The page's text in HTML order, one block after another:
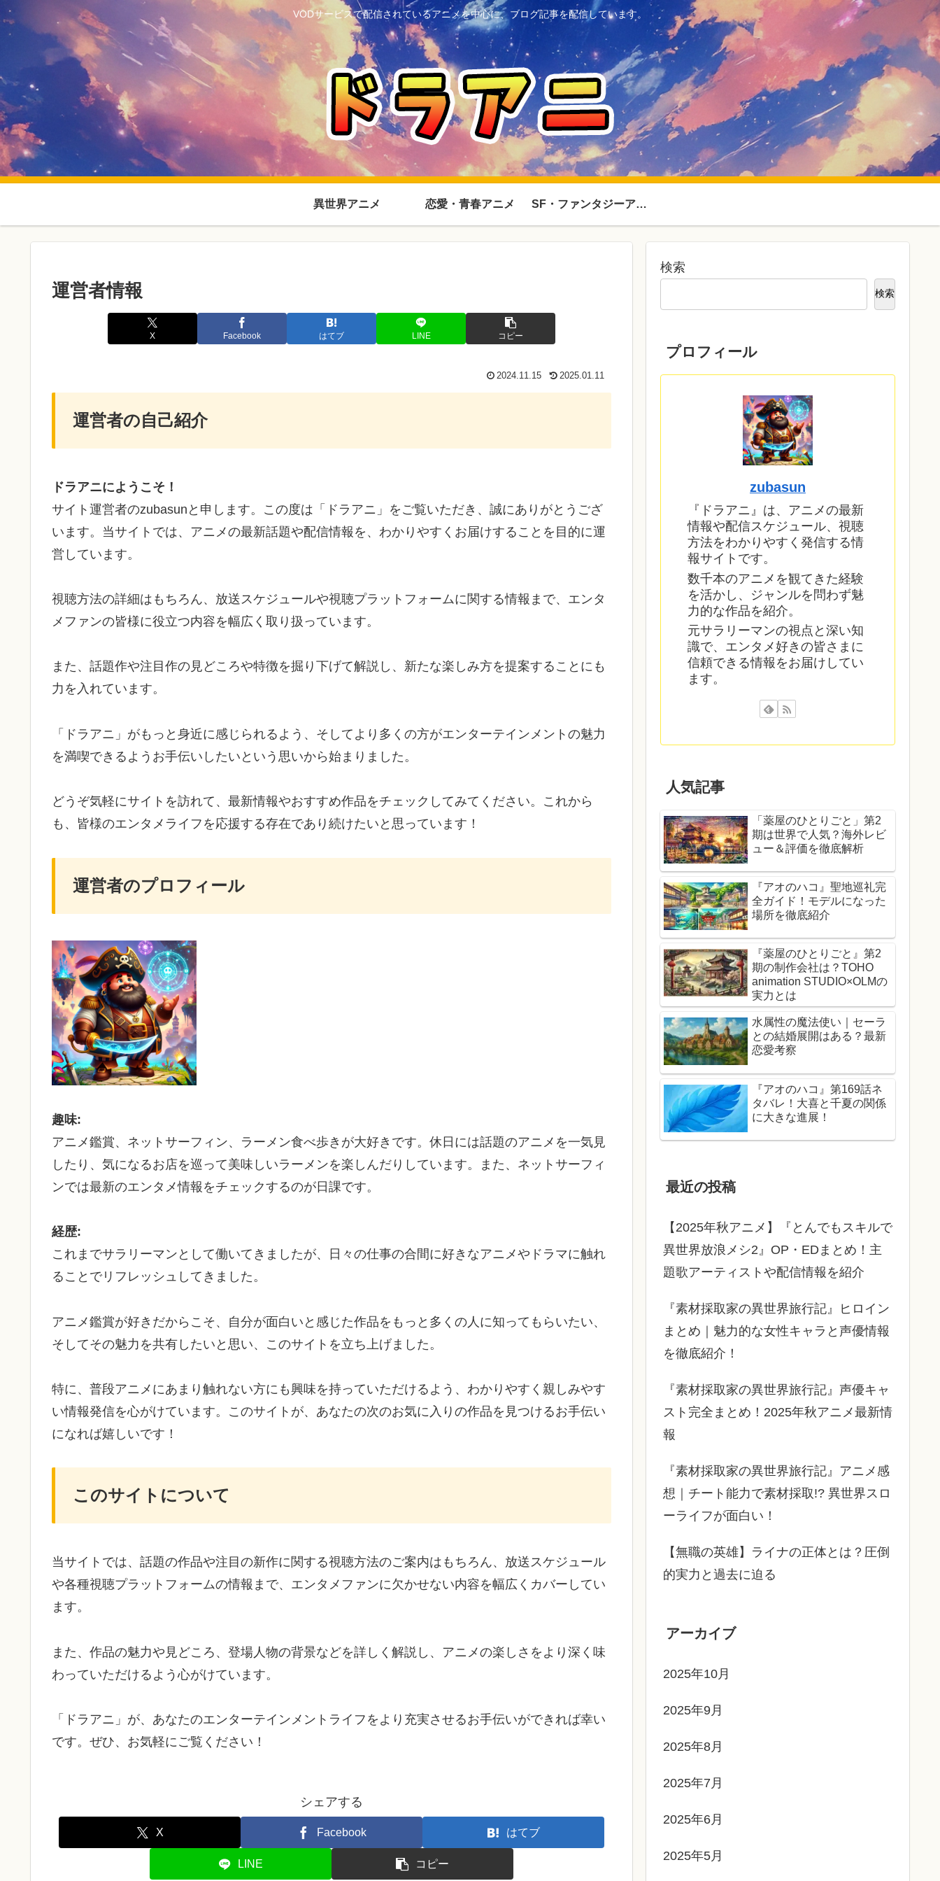
VODサービスで配信されているアニメを中心に、ブログ記事を配信しています。
異世界アニメ 恋愛・青春アニメ SF・ファンタジーアニメ
運営者情報
X Facebook はてブ LINE コピー
2024.11.15 2025.01.11
運営者の自己紹介
ドラアニにようこそ！
サイト運営者のzubasunと申します。この度は「ドラアニ」をご覧いただき、誠にありがとうござ
います。当サイトでは、アニメの最新話題や配信情報を、わかりやすくお届けすることを目的に運
営しています。
視聴方法の詳細はもちろん、放送スケジュールや視聴プラットフォームに関する情報まで、エンタ
メファンの皆様に役立つ内容を幅広く取り扱っています。
また、話題作や注目作の見どころや特徴を掘り下げて解説し、新たな楽しみ方を提案することにも
力を入れています。
「ドラアニ」がもっと身近に感じられるよう、そしてより多くの方がエンターテインメントの魅力
を満喫できるようお手伝いしたいという思いから始まりました。
どうぞ気軽にサイトを訪れて、最新情報やおすすめ作品をチェックしてみてください。これから
も、皆様のエンタメライフを応援する存在であり続けたいと思っています！
運営者のプロフィール
趣味:
アニメ鑑賞、ネットサーフィン、ラーメン食べ歩きが大好きです。休日には話題のアニメを一気見
したり、気になるお店を巡って美味しいラーメンを楽しんだりしています。また、ネットサーフィ
ンでは最新のエンタメ情報をチェックするのが日課です。
経歴:
これまでサラリーマンとして働いてきましたが、日々の仕事の合間に好きなアニメやドラマに触れ
ることでリフレッシュしてきました。
アニメ鑑賞が好きだからこそ、自分が面白いと感じた作品をもっと多くの人に知ってもらいたい、
そしてその魅力を共有したいと思い、このサイトを立ち上げました。
特に、普段アニメにあまり触れない方にも興味を持っていただけるよう、わかりやすく親しみやす
い情報発信を心がけています。このサイトが、あなたの次のお気に入りの作品を見つけるお手伝い
になれば嬉しいです！
このサイトについて
当サイトでは、話題の作品や注目の新作に関する視聴方法のご案内はもちろん、放送スケジュール
や各種視聴プラットフォームの情報まで、エンタメファンに欠かせない内容を幅広くカバーしてい
ます。
また、作品の魅力や見どころ、登場人物の背景などを詳しく解説し、アニメの楽しさをより深く味
わっていただけるよう心がけています。
「ドラアニ」が、あなたのエンターテインメントライフをより充実させるお手伝いができれば幸い
です。ぜひ、お気軽にご覧ください！
シェアする
X Facebook はてブ
LINE コピー
検索
検索
プロフィール
zubasun
『ドラアニ』は、アニメの最新
情報や配信スケジュール、視聴
方法をわかりやすく発信する情
報サイトです。
数千本のアニメを観てきた経験
を活かし、ジャンルを問わず魅
力的な作品を紹介。
元サラリーマンの視点と深い知
識で、エンタメ好きの皆さまに
信頼できる情報をお届けしてい
ます。
人気記事
「薬屋のひとりごと」第2
期は世界で人気？海外レビ
ュー＆評価を徹底解析
『アオのハコ』聖地巡礼完
全ガイド！モデルになった
場所を徹底紹介
『薬屋のひとりごと』第2
期の制作会社は？TOHO
animation STUDIO×OLMの
実力とは
水属性の魔法使い｜セーラ
との結婚展開はある？最新
恋愛考察
『アオのハコ』第169話ネ
タバレ！大喜と千夏の関係
に大きな進展！
最近の投稿
【2025年秋アニメ】『とんでもスキルで
異世界放浪メシ2』OP・EDまとめ！主
題歌アーティストや配信情報を紹介
『素材採取家の異世界旅行記』ヒロイン
まとめ｜魅力的な女性キャラと声優情報
を徹底紹介！
『素材採取家の異世界旅行記』声優キャ
スト完全まとめ！2025年秋アニメ最新情
報
『素材採取家の異世界旅行記』アニメ感
想｜チート能力で素材採取!? 異世界スロ
ーライフが面白い！
【無職の英雄】ライナの正体とは？圧倒
的実力と過去に迫る
アーカイブ
2025年10月
2025年9月
2025年8月
2025年7月
2025年6月
2025年5月